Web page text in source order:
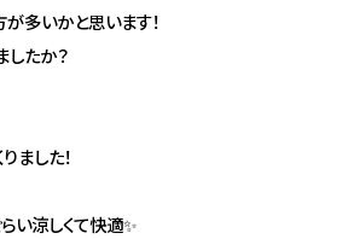
多いかと思います！
したか？
ました！
い涼しくて快適✨